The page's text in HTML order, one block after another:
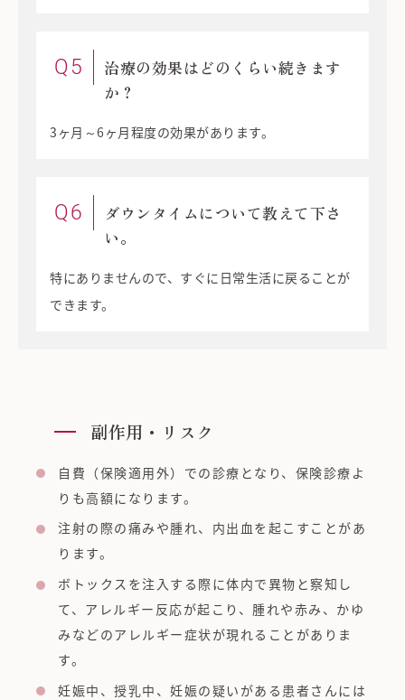
Q5
治療の効果はどのくらい続きます
か？
3ヶ月～6ヶ月程度の効果があります。
Q6
ダウンタイムについて教えて下さ
い。
特にありませんので、すぐに日常生活に戻ることが
できます。
副作用・リスク
自費（保険適用外）での診療となり、保険診療よ
りも高額になります。
注射の際の痛みや腫れ、内出血を起こすことがあ
ります。
ボトックスを注入する際に体内で異物と察知し
て、アレルギー反応が起こり、腫れや赤み、かゆ
みなどのアレルギー症状が現れることがありま
す。
妊娠中、授乳中、妊娠の疑いがある患者さんには